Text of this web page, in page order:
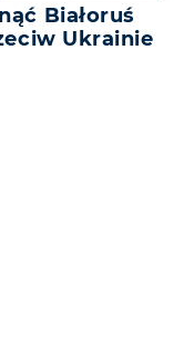
Białoruś
Ukrainie